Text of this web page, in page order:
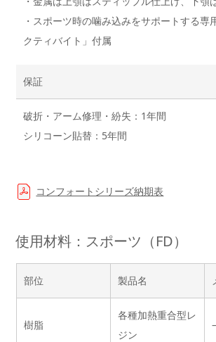
・スポーツ時の噛み込みをサポートする専
クティバイト」付属
保証
破折・アーム修理・紛失：1年間
シリコーン貼替：5年間
コンフォートシリーズ納期表
使用材料：スポーツ（FD）
部位 製品名
樹脂
各種加熱重合型レ
ジン